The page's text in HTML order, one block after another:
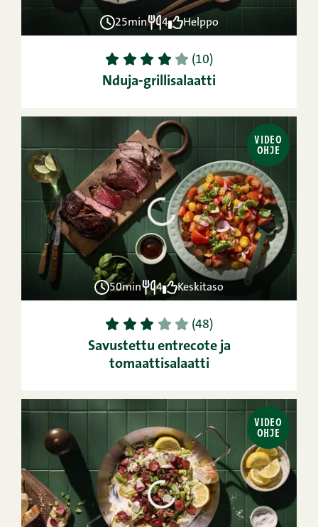
25min 4 Helppo
1 2 3 4 5 (10)
Nduja-grillisalaatti
VIDEO
OHJE
50min 4 Keskitaso
1 2 3 4 5 (48)
Savustettu entrecote ja
tomaattisalaatti
VIDEO
OHJE